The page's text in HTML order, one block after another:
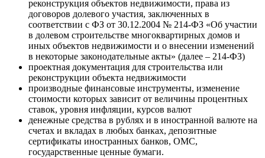
реконструкция объектов недвижимости, права из
договоров долевого участия, заключенных в
соответствии с ФЗ от 30.12.2004 № 214-ФЗ «Об участии
в долевом строительстве многоквартирных домов и
иных объектов недвижимости и о внесении изменений
в некоторые законодательные акты» (далее – 214-ФЗ)
проектная документация для строительства или
реконструкции объекта недвижимости
производные финансовые инструменты, изменение
стоимости которых зависит от величины процентных
ставок, уровня инфляции, курсов валют
денежные средства в рублях и в иностранной валюте на
счетах и вкладах в любых банках, депозитные
сертификаты иностранных банков, ОМС,
государственные ценные бумаги.